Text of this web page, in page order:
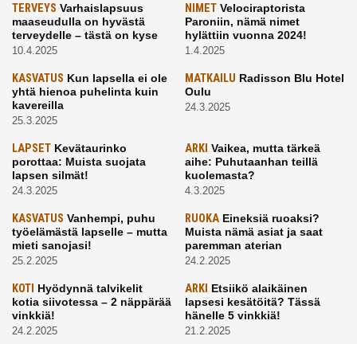
TERVEYS Varhaislapsuus
maaseudulla on hyvästä
terveydelle – tästä on kyse
10.4.2025
NIMETVelociraptorista
Paroniin, nämä nimet
hylättiin vuonna 2024!
1.4.2025
KASVATUS Kun lapsella ei ole
yhtä hienoa puhelinta kuin
kavereilla
25.3.2025
MATKAILU Radisson Blu Hotel
Oulu
24.3.2025
LAPSET Kevätaurinko
porottaa: Muista suojata
lapsen silmät!
24.3.2025
ARKI Vaikea, mutta tärkeä
aihe: Puhutaanhan teillä
kuolemasta?
4.3.2025
KASVATUS Vanhempi, puhu
työelämästä lapselle – mutta
mieti sanojasi!
25.2.2025
RUOKAEineksiä ruoaksi?
Muista nämä asiat ja saat
paremman aterian
24.2.2025
KOTI Hyödynnä talvikelit
kotia siivotessa – 2 näppärää
vinkkiä!
24.2.2025
ARKI Etsiikö alaikäinen
lapsesi kesätöitä? Tässä
hänelle 5 vinkkiä!
21.2.2025